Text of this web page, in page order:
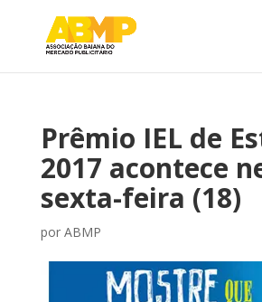
Prêmio IEL de
2017 acontece
sexta-feira (18)
por ABMP